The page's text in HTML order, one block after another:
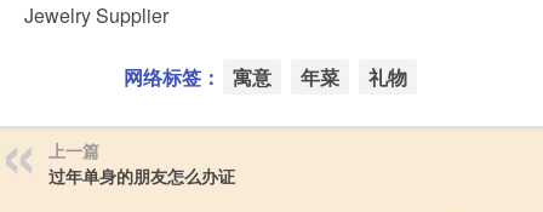
Jewelry Supplier
网络标签： 寓意 年菜 礼物
上一篇
过年单身的朋友怎么办证